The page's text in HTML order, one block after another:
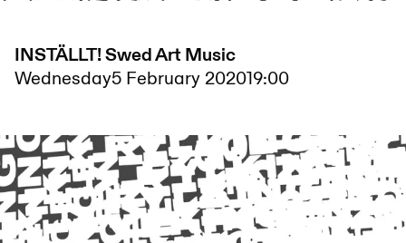
INSTÄLLT! Swed Art Music
Wednesday5 February 202019:00